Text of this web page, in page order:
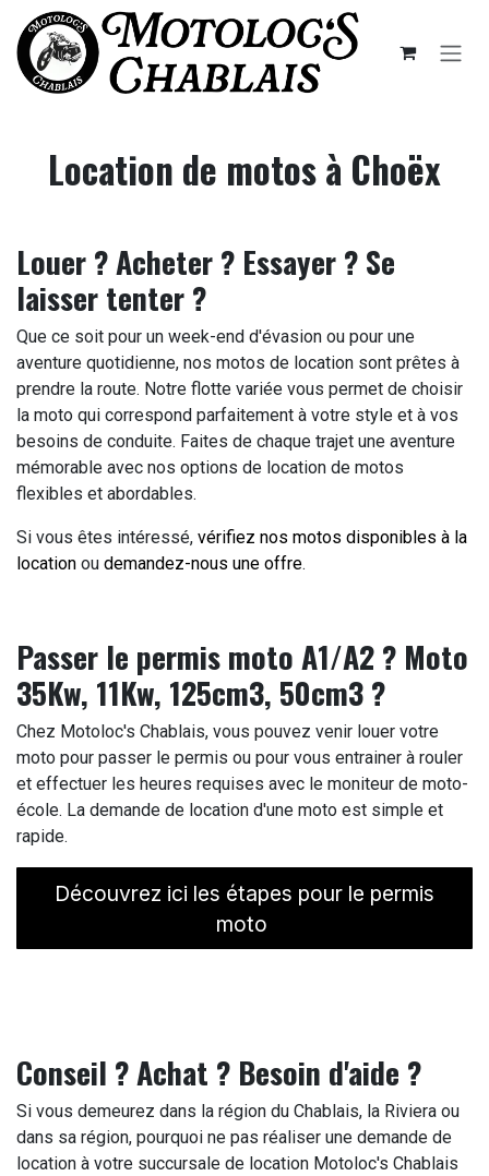
Se rendre au contenu
Location de motos à Choëx
Louer ? Acheter ? Essayer ? Se
laisser tenter ?
Que ce soit pour un week-end d'évasion ou pour une
aventure quotidienne, nos motos de location sont prêtes à
prendre la route. Notre flotte variée vous permet de choisir
la moto qui correspond parfaitement à votre style et à vos
besoins de conduite. Faites de chaque trajet une aventure
mémorable avec nos options de location de motos
flexibles et abordables.
Si vous êtes intéressé, vérifiez nos motos disponibles à la
location ou demandez-nous une offre.
Passer le permis moto A1/A2 ? Moto
35Kw, 11Kw, 125cm3, 50cm3 ?
Chez Motoloc's Chablais, vous pouvez venir louer votre
moto pour passer le permis ou pour vous entrainer à rouler
et effectuer les heures requises avec le moniteur de moto-
école. La demande de location d'une moto est simple et
rapide.
Découvrez ici les étapes pour le permis
moto
Conseil ? Achat ? Besoin d'aide ?
Si vous demeurez dans la région du Chablais, la Riviera ou
dans sa région, pourquoi ne pas réaliser une demande de
location à votre succursale de location Motoloc's Chablais